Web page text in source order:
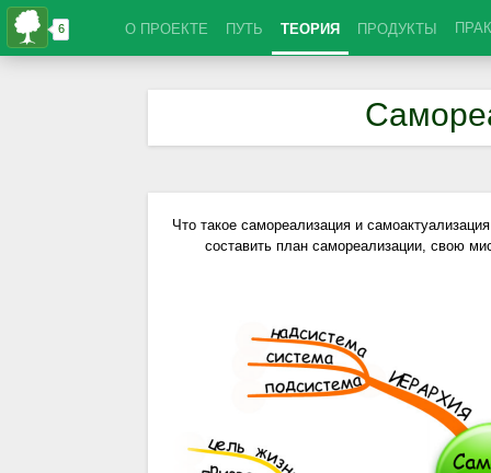
О ПРОЕКТЕ ПУТЬ ТЕОРИЯ ПРОДУКТЫ
Что такое самореализация и
составить план самореализации, свою